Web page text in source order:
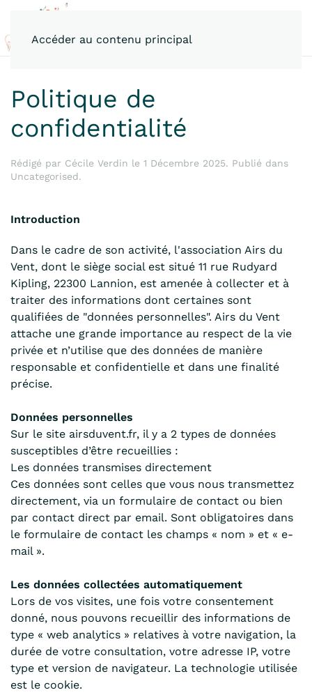
Accéder au contenu principal
Politique de
confidentialité
Rédigé par Cécile Verdin le 1 Décembre 2025. Publié dans
Uncategorised.
Introduction
Dans le cadre de son activité, l'association Airs du
Vent, dont le siège social est situé 11 rue Rudyard
Kipling, 22300 Lannion, est amenée à collecter et à
traiter des informations dont certaines sont
qualifiées de "données personnelles". Airs du Vent
attache une grande importance au respect de la vie
privée et n’utilise que des données de manière
responsable et confidentielle et dans une finalité
précise.
Données personnelles
Sur le site airsduvent.fr, il y a 2 types de données
susceptibles d’être recueillies :
Les données transmises directement
Ces données sont celles que vous nous transmettez
directement, via un formulaire de contact ou bien
par contact direct par email. Sont obligatoires dans
le formulaire de contact les champs « nom » et « e-
mail ».
Les données collectées automatiquement
Lors de vos visites, une fois votre consentement
donné, nous pouvons recueillir des informations de
type « web analytics » relatives à votre navigation, la
durée de votre consultation, votre adresse IP, votre
type et version de navigateur. La technologie utilisée
est le cookie.